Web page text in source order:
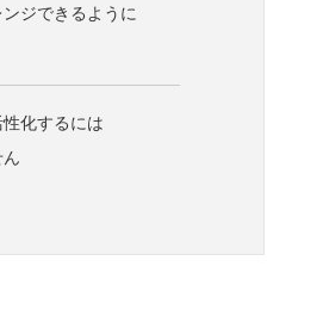
ジできるように
化するには